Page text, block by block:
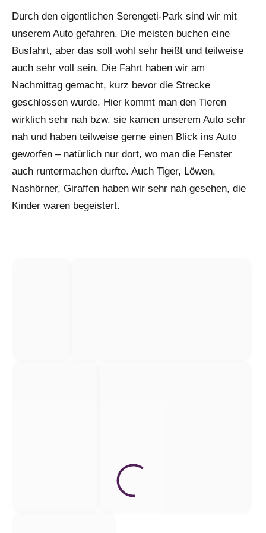
Durch den eigentlichen Serengeti-Park sind wir mit
unserem Auto gefahren. Die meisten buchen eine
Busfahrt, aber das soll wohl sehr heißt und teilweise
auch sehr voll sein. Die Fahrt haben wir am
Nachmittag gemacht, kurz bevor die Strecke
geschlossen wurde. Hier kommt man den Tieren
wirklich sehr nah bzw. sie kamen unserem Auto sehr
nah und haben teilweise gerne einen Blick ins Auto
geworfen – natürlich nur dort, wo man die Fenster
auch runtermachen durfte. Auch Tiger, Löwen,
Nashörner, Giraffen haben wir sehr nah gesehen, die
Kinder waren begeistert.